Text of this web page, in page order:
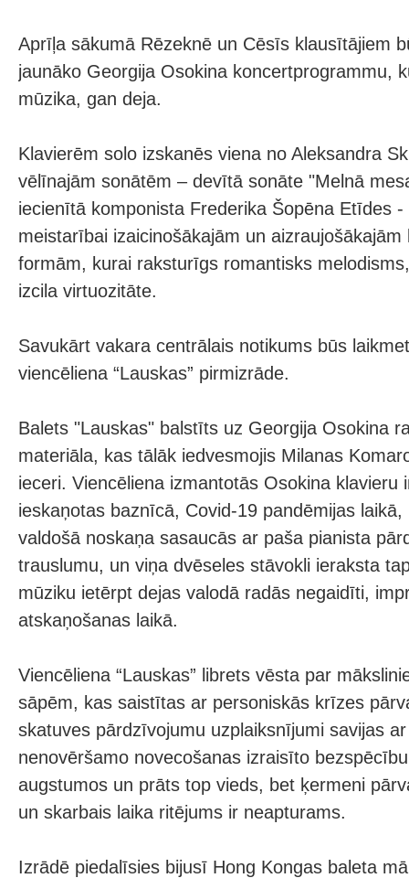
Aprīļa sākumā Rēzeknē un Cēsīs klausītājiem
jaunāko Georgija Osokina koncertprogrammu,
mūzika, gan deja.
Klavierēm solo izskanēs viena no Aleksandra
vēlīnajām sonātēm – devītā sonāte "Melnā
iecienītā komponista Frederika Šopēna Etīdes
meistarībai izaicinošākajām un aizraujošākajām
formām, kurai raksturīgs romantisks
izcila virtuozitāte.
Savukārt vakara centrālais notikums būs
viencēliena “Lauskas” pirmizrāde.
Balets "Lauskas" balstīts uz Georgija Osokina
materiāla, kas tālāk iedvesmojis Milanas
ieceri. Viencēliena izmantotās Osokina klavieru
ieskaņotas baznīcā, Covid-19 pandēmijas
valdošā noskaņa sasaucās ar paša pianista
trauslumu, un viņa dvēseles stāvokli ieraksta
mūziku ietērpt dejas valodā radās negaidīti,
atskaņošanas laikā.
Viencēliena “Lauskas” librets vēsta par
sāpēm, kas saistītas ar personiskās krīzes
skatuves pārdzīvojumu uzplaiksnījumi savijas
nenovēršamo novecošanas izraisīto
augstumos un prāts top vieds, bet ķermeni
un skarbais laika ritējums ir neapturams.
Izrādē piedalīsies bijusī Hong Kongas baleta